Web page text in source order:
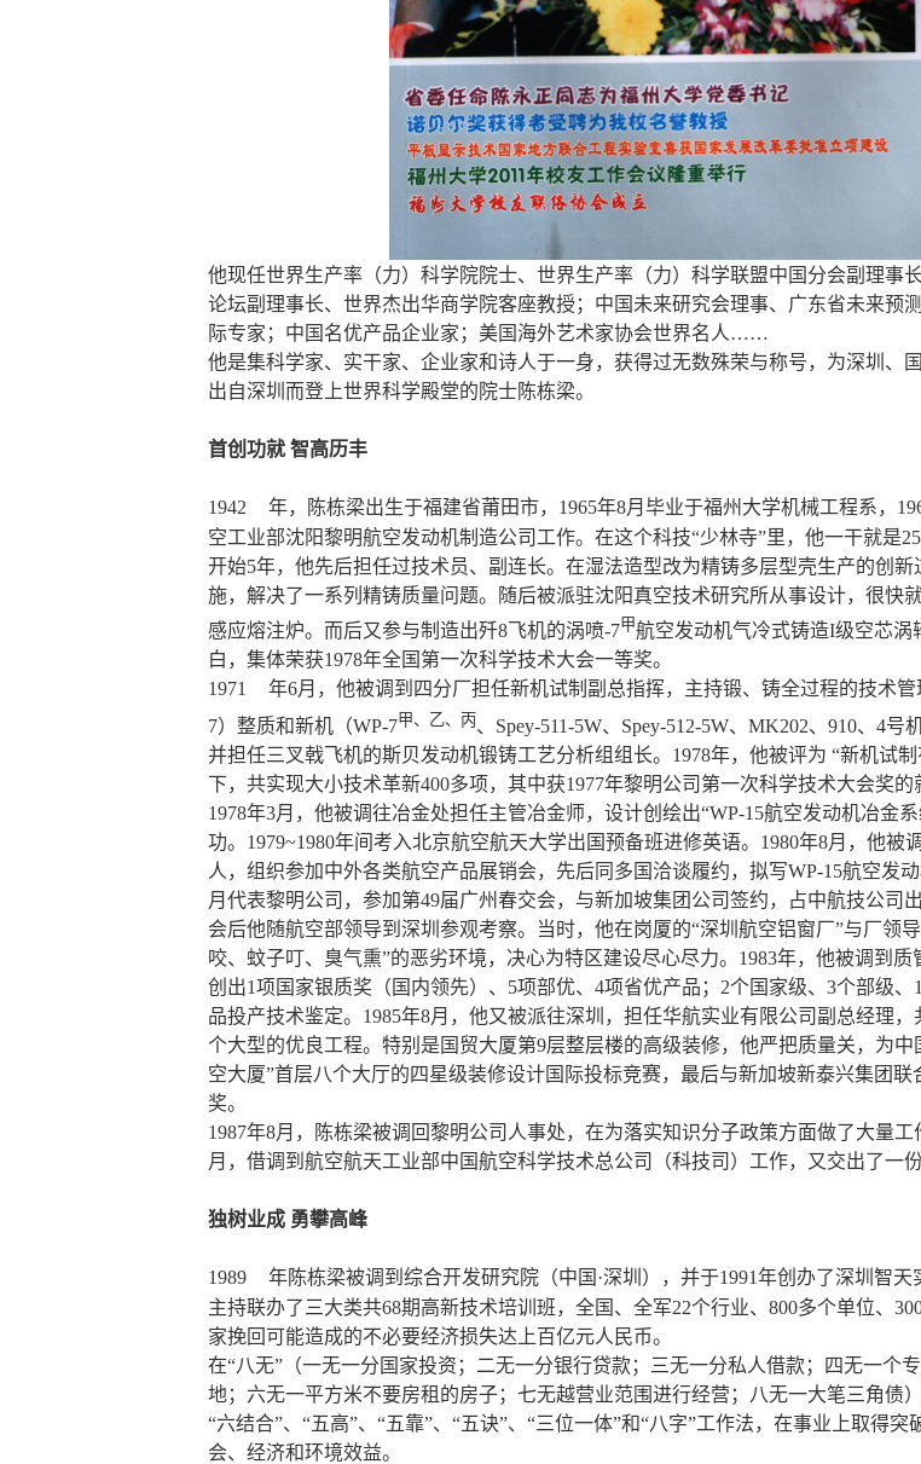
他现任世界生产率（力）科学院院士、世界生产率（力）科学联盟中国分会副理事
论坛副理事长、世界杰出华商学院客座教授；中国未来研究会理事、广东省未来预
际专家；中国名优产品企业家；美国海外艺术家协会世界名人……
他是集科学家、实干家、企业家和诗人于一身，获得过无数殊荣与称号，为深圳、
出自深圳而登上世界科学殿堂的院士陈栋梁。
首创功就 智高历丰
1942
年，陈栋梁出生于福建省莆田市，1965年8月毕业于福州大学机械工程系，
空工业部沈阳黎明航空发动机制造公司工作。在这个科技“少林寺”里，他一干就是25
开始5年，他先后担任过技术员、副连长。在湿法造型改为精铸多层型壳生产的创
施，解决了一系列精铸质量问题。随后被派驻沈阳真空技术研究所从事设计，很快
感应熔注炉。而后又参与制造出歼8飞机的涡喷-7甲航空发动机气冷式铸造I级空芯
白，集体荣获1978年全国第一次科学技术大会一等奖。
1971
年6月，他被调到四分厂担任新机试制副总指挥，主持锻、铸全过程的技术
7）整质和新机（WP-7甲、乙、丙、Spey-511-5W、Spey-512-5W、MK202、910、4号
并担任三叉戟飞机的斯贝发动机锻铸工艺分析组组长。1978年，他被评为 “新机试
下，共实现大小技术革新400多项，其中获1977年黎明公司第一次科学技术大会奖的
1978年3月，他被调往冶金处担任主管冶金师，设计创绘出“WP-15航空发动机冶金
功。1979~1980年间考入北京航空航天大学出国预备班进修英语。1980年8月，他
人，组织参加中外各类航空产品展销会，先后同多国洽谈履约，拟写WP-15航空发
月代表黎明公司，参加第49届广州春交会，与新加坡集团公司签约，占中航技公司
会后他随航空部领导到深圳参观考察。当时，他在岗厦的“深圳航空铝窗厂”与厂领
咬、蚊子叮、臭气熏”的恶劣环境，决心为特区建设尽心尽力。1983年，他被调到
创出1项国家银质奖（国内领先）、5项部优、4项省优产品；2个国家级、3个部级
品投产技术鉴定。1985年8月，他又被派往深圳，担任华航实业有限公司副总经理
个大型的优良工程。特别是国贸大厦第9层整层楼的高级装修，他严把质量关，为
空大厦”首层八个大厅的四星级装修设计国际投标竞赛，最后与新加坡新泰兴集团
奖。
1987年8月，陈栋梁被调回黎明公司人事处，在为落实知识分子政策方面做了大量
月，借调到航空航天工业部中国航空科学技术总公司（科技司）工作，又交出了一份
独树业成 勇攀高峰
1989
年陈栋梁被调到综合开发研究院（中国·深圳），并于1991年创办了深圳智
主持联办了三大类共68期高新技术培训班，全国、全军22个行业、800多个单位、
家挽回可能造成的不必要经济损失达上百亿元人民币。
在“八无”（一无一分国家投资；二无一分银行贷款；三无一分私人借款；四无一个
地；六无一平方米不要房租的房子；七无越营业范围进行经营；八无一大笔三角债
“六结合”、“五高”、“五靠”、“五诀”、“三位一体”和“八字”工作法，在事业上取得
会、经济和环境效益。